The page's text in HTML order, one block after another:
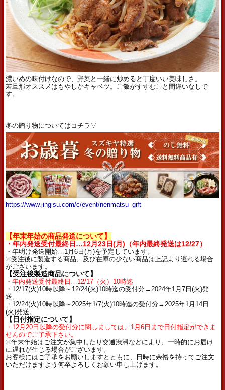
濃いめの味付けなので、野菜と一緒に炒めると丁度いい美味しさ。
若旦那オススメはもやしかキャベツ。ご飯がすすむこと間違いなしで
す。
冬の贈り物についてはコチラ▽
https://www.jingisu.com/c/event/nenmatsu_gift
【年末年始の商品発送について】
・年内発送受付最終日…12月23日(月)（年内最終発送は12/27）
・年明け発送開始…1月6日(月)を予定しています。
※受注後に製造する商品、及び在庫の少ない商品は上記より遅れる場合
がございます。
【受注後製造商品について】
・年内発送受付最終日…12/17（火）10時迄
・12/17(火)10時以降～12/24(火)10時迄の受付分→2024年1月7日(火)発
送。
・12/24(火)10時以降～2025年1/7(火)10時迄の受付分→2025年1月14日
(火)発送。
【日付指定について】
・12月20日以降の受付分に関しましては、1月6日まで日付指定ができま
せんのでご了承下さい。
※年末年始はご注文が集中したり交通渋滞などにより、一時的にお届け
に遅れが生じる場合がございます。
お客様にはご了承をお願いしますとともに、
日時に余裕を持ってご注文
いただけますよう何卒よろしくお願い申し上げます。